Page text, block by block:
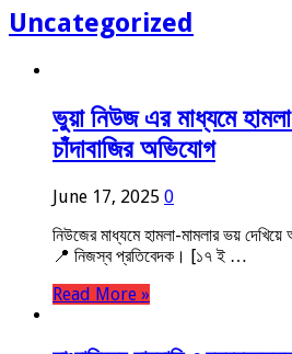
Uncategorized
ভুয়া নিউজ এর মাধ্যমে
চাঁদাবাজির অভিযোগ
June 17, 2025 0
নিউজের মাধ্যমে হামলা-মামলার ভয়
📍 নিজস্ব প্রতিবেদক। [১৭ ই …
Read More »